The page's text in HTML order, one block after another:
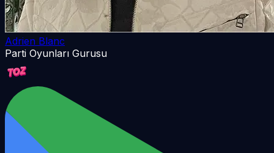
Adrien Blanc
Parti Oyunları Gurusu